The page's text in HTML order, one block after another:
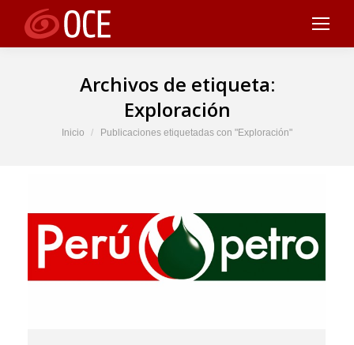
Archivos de etiqueta:
Exploración
Estás aquí:
Inicio Publicaciones etiquetadas con "Exploración"